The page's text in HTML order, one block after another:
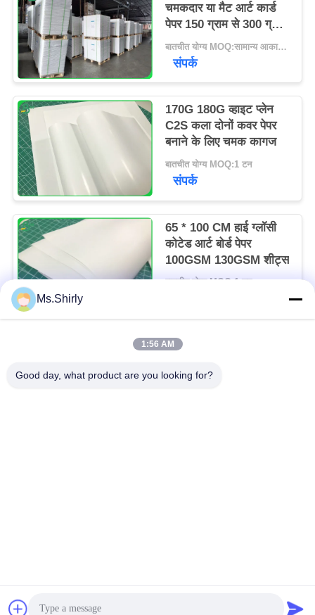
चमकदार या मैट आर्ट कार्ड
पेपर 150 ग्राम से 300 ग्राम
तक
बातचीत योग्य MOQ:सामान्य आकार के लिए 1 टन और विशेष आकार के लिए 10 टन
संपर्क
170G 180G व्हाइट प्लेन
C2S कला दोनों कवर पेपर
बनाने के लिए चमक कागज
बातचीत योग्य MOQ:1 टन
संपर्क
65 * 100 CM हाई ग्लॉसी
कोटेड आर्ट बोर्ड पेपर
100GSM 130GSM शीट्स
बातचीत योग्य MOQ:1 टन
लोकप्रिय श्रेणियां
Ms.Shirly
1:56 AM
Good day, what product are you looking for?